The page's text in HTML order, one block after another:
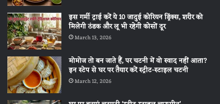
इस गर्मी ट्राई करें ये 10 जादुई कोरियन ड्रिंक्स, शरीर को
मिलेगी ठंडक और लू भी रहेगी कोसों दूर
March 13, 2026
मोमोज तो बन जाते हैं, पर चटनी में वो स्वाद नहीं आता?
इन स्टेप से घर पर तैयार करें स्ट्रीट-स्टाइल चटनी
March 12, 2026